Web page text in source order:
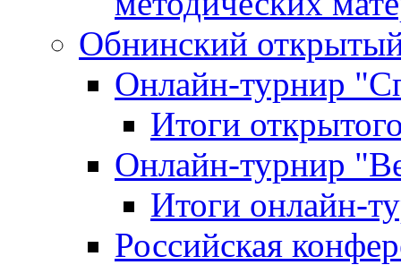
Обнинский
Онлайн-турнир
Итоги
Онлайн-турнир
Итоги онлайн-
Российская